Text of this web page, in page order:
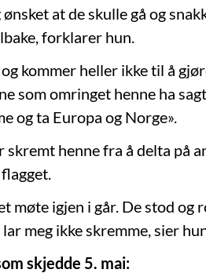
at de skulle gå og
forklarer hun.
kommer heller ikke til å
som omringet henne ha
og ta Europa og Norge».
henne fra å delta på
møte igjen i går. De stod og
meg ikke skremme, sier
skjedde 5. mai: